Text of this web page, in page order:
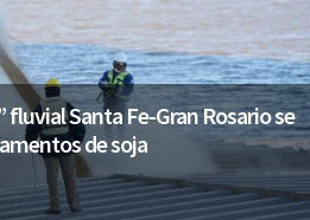
Santa Fe-Gran Rosario se
de soja